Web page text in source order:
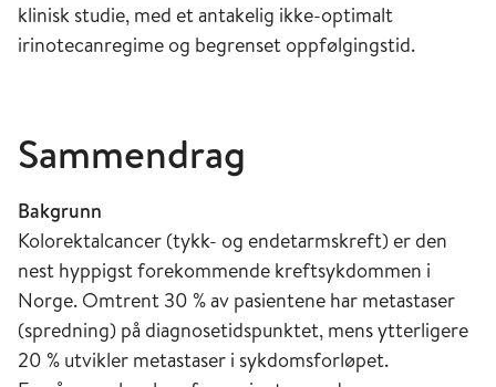
klinisk studie, med et antakelig ikke-optimalt
irinotecanregime og begrenset oppfølgingstid.
Sammendrag
Bakgrunn
Kolorektalcancer (tykk- og endetarmskreft) er den
nest hyppigst forekommende kreftsykdommen i
Norge. Omtrent 30 % av pasientene har metastaser
(spredning) på diagnosetidspunktet, mens ytterligere
20 % utvikler metastaser i sykdomsforløpet.